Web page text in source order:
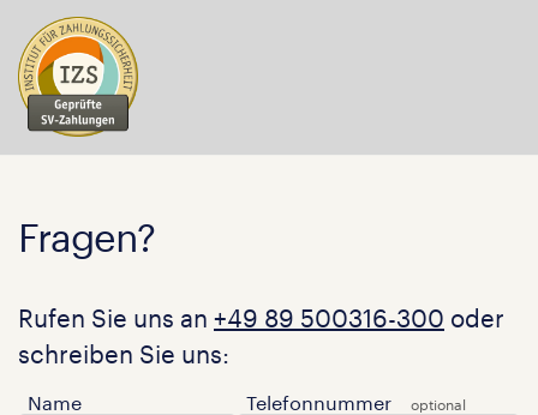
Fragen?
Rufen Sie uns an +49 89 500316-300 oder
schreiben Sie uns:
Name Telefonnummer